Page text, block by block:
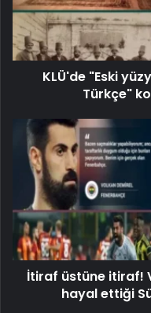
KLÜ'de "Eski
Türkçe"
İtiraf üstüne itiraf!
hayal ettiği